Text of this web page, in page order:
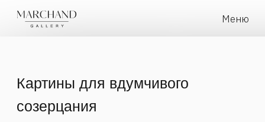
созерцания